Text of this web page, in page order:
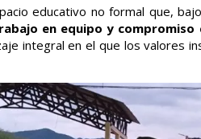
educativo no formal que,
en equipo y compromiso
integral en el que los valores